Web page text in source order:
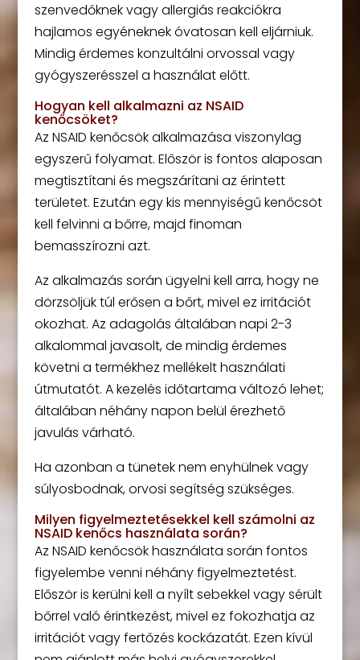
szenvedőknek vagy allergiás reakciókra
hajlamos egyéneknek óvatosan kell eljárniuk.
Mindig érdemes konzultálni orvossal vagy
gyógyszerésszel a használat előtt.
Hogyan kell alkalmazni az NSAID
kenőcsöket?
Az NSAID kenőcsök alkalmazása viszonylag
egyszerű folyamat. Először is fontos alaposan
megtisztítani és megszárítani az érintett
területet. Ezután egy kis mennyiségű kenőcsöt
kell felvinni a bőrre, majd finoman
bemasszírozni azt.
Az alkalmazás során ügyelni kell arra, hogy ne
dörzsöljük túl erősen a bőrt, mivel ez irritációt
okozhat. Az adagolás általában napi 2-3
alkalommal javasolt, de mindig érdemes
követni a termékhez mellékelt használati
útmutatót. A kezelés időtartama változó lehet;
általában néhány napon belül érezhető
javulás várható.
Ha azonban a tünetek nem enyhülnek vagy
súlyosbodnak, orvosi segítség szükséges.
Milyen figyelmeztetésekkel kell számolni az
NSAID kenőcs használata során?
Az NSAID kenőcsök használata során fontos
figyelembe venni néhány figyelmeztetést.
Először is kerülni kell a nyílt sebekkel vagy sérült
bőrrel való érintkezést, mivel ez fokozhatja az
irritációt vagy fertőzés kockázatát. Ezen kívül